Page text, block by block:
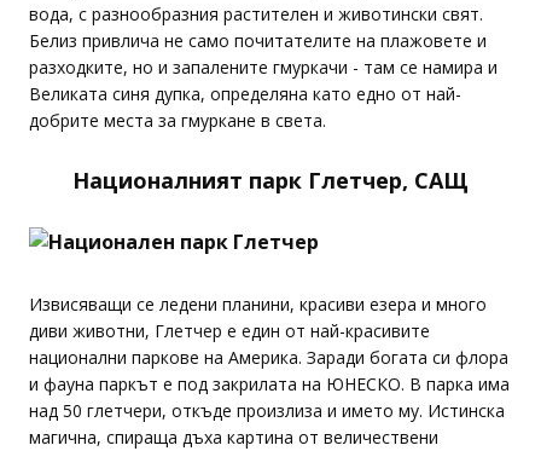
вода, с разнообразния растителен и животински свят.
Белиз привлича не само почитателите на плажовете и
разходките, но и запалените гмуркачи - там се намира и
Великата синя дупка, определяна като едно от най-
добрите места за гмуркане в света.
Националният парк Глетчер, САЩ
Извисяващи се ледени планини, красиви езера и много
диви животни, Глетчер е един от най-красивите
национални паркове на Америка. Заради богата си флора
и фауна паркът е под закрилата на ЮНЕСКО. В парка има
над 50 глетчери, откъде произлиза и името му. Истинска
магична, спираща дъха картина от величествени